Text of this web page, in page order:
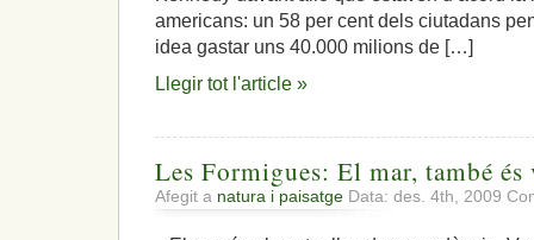
la
Lluna:
«Per
coneixement
americans: un 58 per cent dels ciutadans
idea gastar uns 40.000 milions de […]
Llegir tot l'article »
Les Formigues: El mar, també és
Afegit a natura i paisatge Data: des. 4th, 2009